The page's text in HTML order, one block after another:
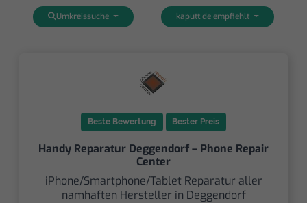
Umkreissuche kaputt.de empfiehlt
Beste Bewertung Bester Preis
Handy Reparatur Deggendorf – Phone Repair
Center
iPhone/Smartphone/Tablet Reparatur aller
namhaften Hersteller in Deggendorf